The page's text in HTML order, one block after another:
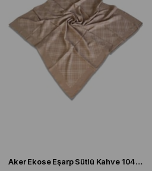
Aker Ekose Eşarp Sütlü Kahve 1040400 - 981 - 32675